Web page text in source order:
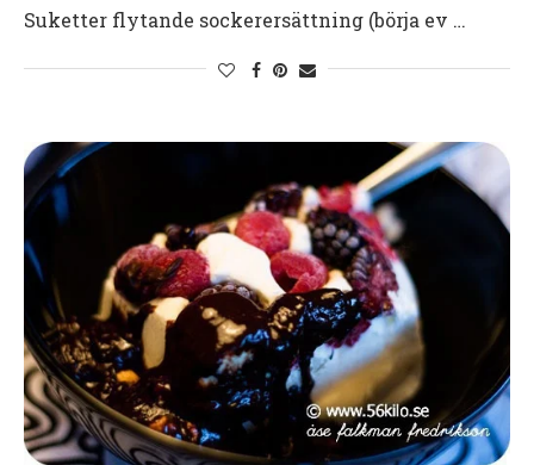
Suketter flytande sockerersättning (börja ev …